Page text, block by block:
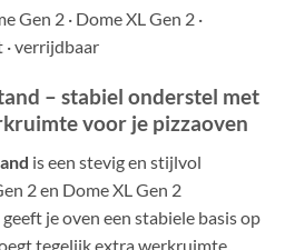
Gen 2 · Dome XL Gen 2 ·
· verrijdbaar
– stabiel onderstel met
voor je pizzaoven
is een stevig en stijlvol
2 en Dome XL Gen 2
je oven een stabiele basis op
tegelijk extra werkruimte,